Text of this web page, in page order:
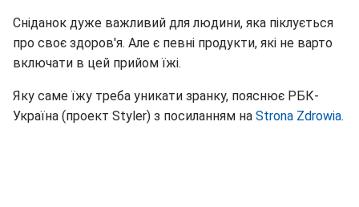
Сніданок дуже важливий для людини, яка піклується
про своє здоров'я. Але є певні продукти, які не варто
включати в цей прийом їжі.
Яку саме їжу треба уникати зранку, пояснює РБК-
Україна (проект Styler) з посиланням на Strona Zdrowia.